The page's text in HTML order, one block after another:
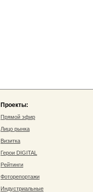
Проекты:
Прямой эфир
Лицо рынка
Визитка
Герои DIGITAL
Рейтинги
Фоторепортажи
Индустриальные